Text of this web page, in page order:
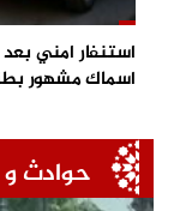
استنفار امني
اسماك مشهور
حوادث